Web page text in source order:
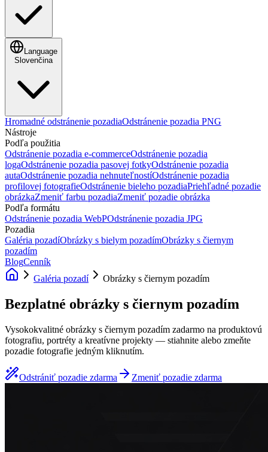
Language
Slovenčina
Hromadné odstránenie pozadiaOdstránenie pozadia PNG
Nástroje
Podľa použitia
Odstránenie pozadia e-commerceOdstránenie pozadia
logaOdstránenie pozadia pasovej fotkyOdstránenie pozadia
autaOdstránenie pozadia nehnuteľnostíOdstránenie pozadia
profilovej fotografieOdstránenie bieleho pozadiaPriehľadné pozadie
obrázkaZmeniť farbu pozadiaZmeniť pozadie obrázka
Podľa formátu
Odstránenie pozadia WebPOdstránenie pozadia JPG
Pozadia
Galéria pozadíObrázky s bielym pozadímObrázky s čiernym
pozadím
BlogCenník
Galéria pozadí
Obrázky s čiernym pozadím
Bezplatné obrázky s čiernym pozadím
Vysokokvalitné obrázky s čiernym pozadím zadarmo na produktovú
fotografiu, portréty a kreatívne projekty — stiahnite alebo zmeňte
pozadie fotografie jedným kliknutím.
Odstrániť pozadie zdarma Zmeniť pozadie zdarma